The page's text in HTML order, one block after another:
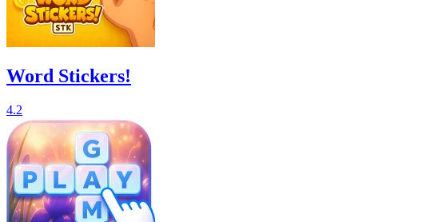
Word Stickers!
4.2